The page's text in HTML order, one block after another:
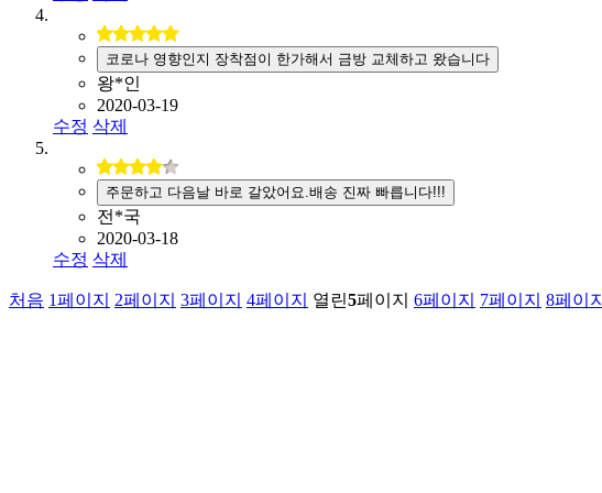
코로나 영향인지 장착점이 한가해서 금방 교체하고 왔습니다
왕*인
2020-03-19
수정 삭제
주문하고 다음날 바로 갈았어요.배송 진짜 빠릅니다!!!
전*국
2020-03-18
수정 삭제
처음 1페이지 2페이지 3페이지 4페이지 열린5페이지 6페이지 7페이지 8페이지